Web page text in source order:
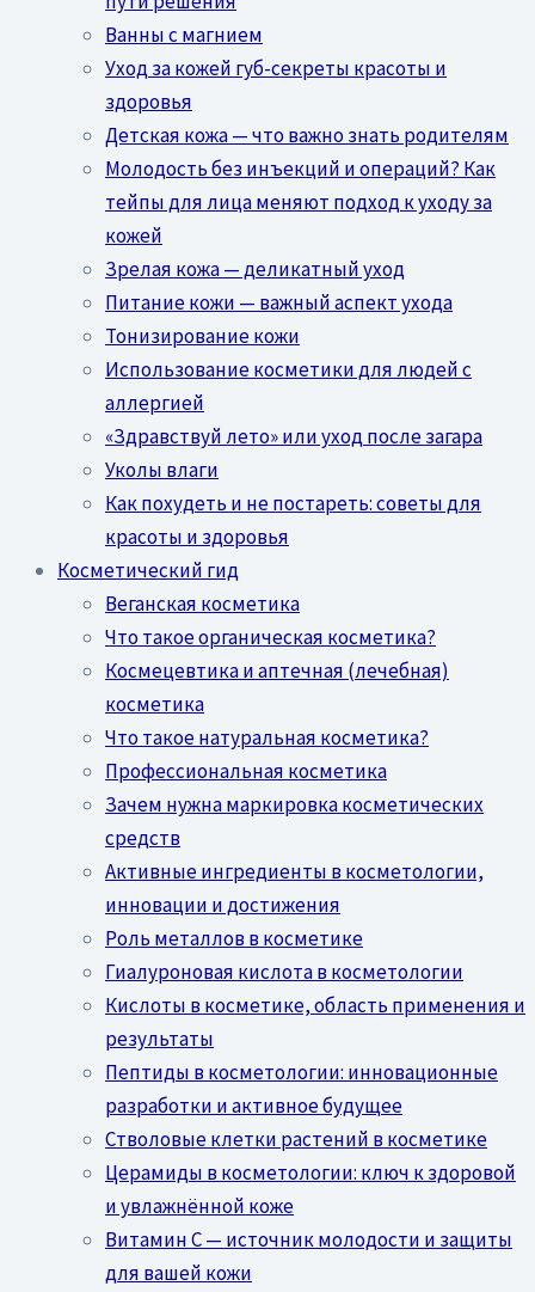
Ванны с магнием
Уход за кожей губ-секреты красоты и
здоровья
Детская кожа — что важно знать родителям
Молодость без инъекций и операций? Как
тейпы для лица меняют подход к уходу за
кожей
Зрелая кожа — деликатный уход
Питание кожи — важный аспект ухода
Тонизирование кожи
Использование косметики для людей с
аллергией
«Здравствуй лето» или уход после загара
Уколы влаги
Как похудеть и не постареть: советы для
красоты и здоровья
Косметический гид
Веганская косметика
Что такое органическая косметика?
Космецевтика и аптечная (лечебная)
косметика
Что такое натуральная косметика?
Профессиональная косметика
Зачем нужна маркировка косметических
средств
Активные ингредиенты в косметологии,
инновации и достижения
Роль металлов в косметике
Гиалуроновая кислота в косметологии
Кислоты в косметике, область применения и
результаты
Пептиды в косметологии: инновационные
разработки и активное будущее
Стволовые клетки растений в косметике
Церамиды в косметологии: ключ к здоровой
и увлажнённой коже
Витамин C — источник молодости и защиты
для вашей кожи